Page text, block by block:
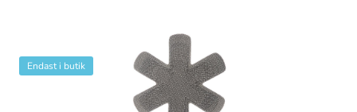
Endast i butik